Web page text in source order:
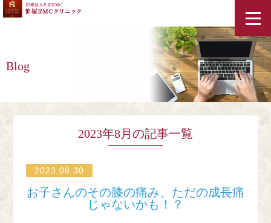
Blog
2023年8月の記事一覧
2023.08.30
お子さんのその膝の痛み、ただの成長痛
じゃないかも！？
クリニック紹介・アクセス
診療案内